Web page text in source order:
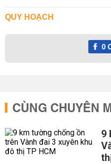
QUY HOẠCH
0
CÙNG CHUYÊN
9